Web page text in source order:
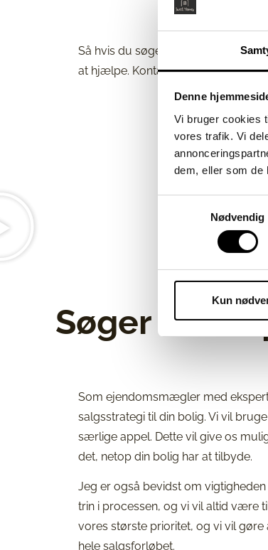
Denne
Vi bruger cookies
vores trafik. Vi
dem, eller som de
Nødvendig
Kun
Så hvis du søger en erfaren
at hjælpe. Kontakt os i dag, så vi
Søger du
Som ejendomsmægler med
salgsstrategi til din bolig. Vi vil
særlige appel. Dette vil give os
det, netop din bolig har at tilbyde.
Jeg er også bevidst om
trin i processen, og vi vil altid være
vores største prioritet, og vi vil
hele salgsforløbet.